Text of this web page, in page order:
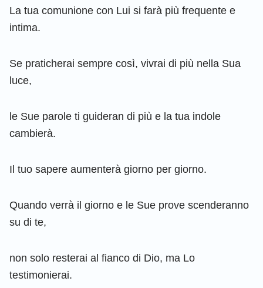
La tua comunione con Lui si farà più frequente e
intima.
Se praticherai sempre così, vivrai di più nella Sua
luce,
le Sue parole ti guideran di più e la tua indole
cambierà.
Il tuo sapere aumenterà giorno per giorno.
Quando verrà il giorno e le Sue prove scenderanno
su di te,
non solo resterai al fianco di Dio, ma Lo
testimonierai.